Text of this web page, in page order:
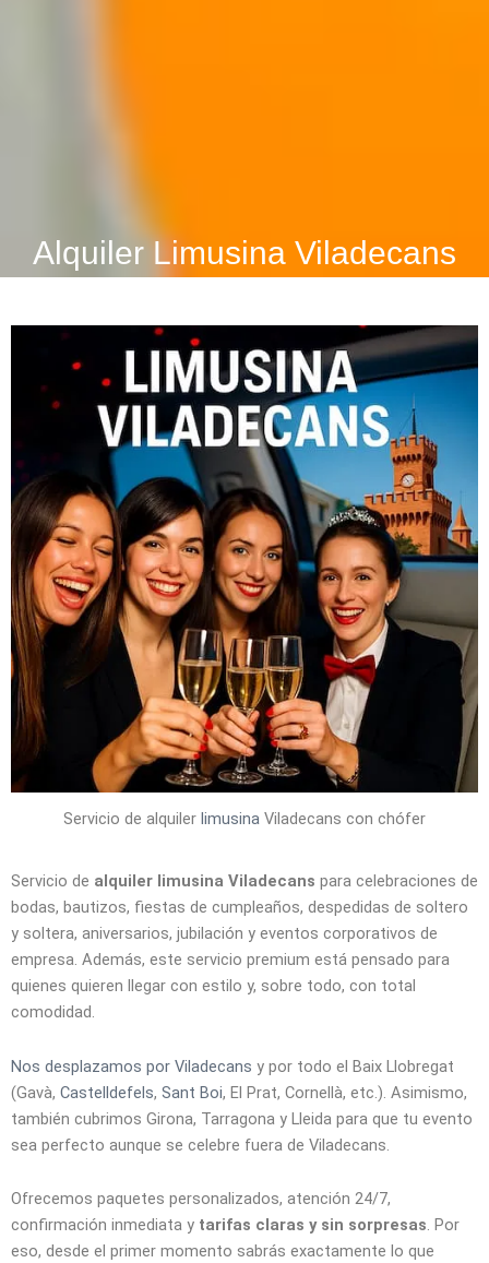
Alquiler Limusina Viladecans
Servicio de alquiler limusina Viladecans con chófer
Servicio de alquiler limusina Viladecans para celebraciones de
bodas, bautizos, fiestas de cumpleaños, despedidas de soltero
y soltera, aniversarios, jubilación y eventos corporativos de
empresa. Además, este servicio premium está pensado para
quienes quieren llegar con estilo y, sobre todo, con total
comodidad.
Nos desplazamos por Viladecans y por todo el Baix Llobregat
(Gavà, Castelldefels, Sant Boi, El Prat, Cornellà, etc.). Asimismo,
también cubrimos Girona, Tarragona y Lleida para que tu evento
sea perfecto aunque se celebre fuera de Viladecans.
Ofrecemos paquetes personalizados, atención 24/7,
confirmación inmediata y tarifas claras y sin sorpresas. Por
eso, desde el primer momento sabrás exactamente lo que